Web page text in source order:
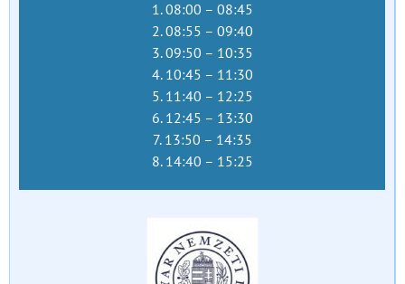
1. 08:00 – 08:45
2. 08:55 – 09:40
3. 09:50 – 10:35
4. 10:45 – 11:30
5. 11:40 – 12:25
6. 12:45 – 13:30
7. 13:50 – 14:35
8. 14:40 – 15:25